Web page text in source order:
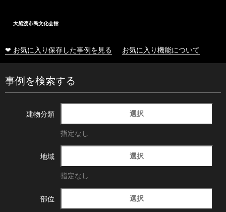
大船渡市民文化会館
❤ お気に入り保存した事例を見る お気に入り機能について
事例を検索する
建物分類 選択
指定なし
地域 選択
指定なし
部位 選択